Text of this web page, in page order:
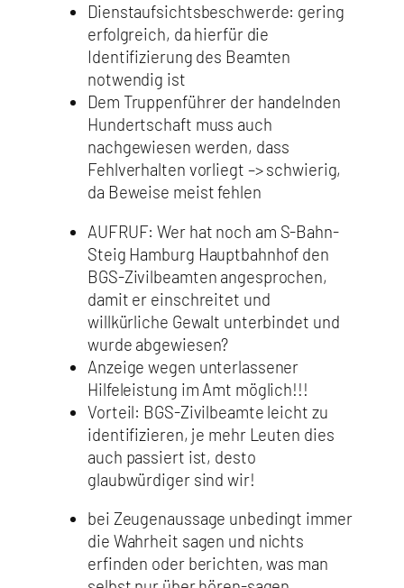
Dienstaufsichtsbeschwerde: gering
erfolgreich, da hierfür die
Identifizierung des Beamten
notwendig ist
Dem Truppenführer der handelnden
Hundertschaft muss auch
nachgewiesen werden, dass
Fehlverhalten vorliegt –> schwierig,
da Beweise meist fehlen
AUFRUF: Wer hat noch am S-Bahn-
Steig Hamburg Hauptbahnhof den
BGS-Zivilbeamten angesprochen,
damit er einschreitet und
willkürliche Gewalt unterbindet und
wurde abgewiesen?
Anzeige wegen unterlassener
Hilfeleistung im Amt möglich!!!
Vorteil: BGS-Zivilbeamte leicht zu
identifizieren, je mehr Leuten dies
auch passiert ist, desto
glaubwürdiger sind wir!
bei Zeugenaussage unbedingt immer
die Wahrheit sagen und nichts
erfinden oder berichten, was man